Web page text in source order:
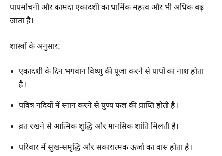
पापमोचनी और कामदा एकादशी का धार्मिक महत्व और भी अधिक बढ़
जाता है।
शास्त्रों के अनुसार:
एकादशी के दिन भगवान विष्णु की पूजा करने से पापों का नाश होता
है।
पवित्र नदियों में स्नान करने से पुण्य फल की प्राप्ति होती है।
व्रत रखने से आत्मिक शुद्धि और मानसिक शांति मिलती है।
परिवार में सुख-समृद्धि और सकारात्मक ऊर्जा का वास होता है।